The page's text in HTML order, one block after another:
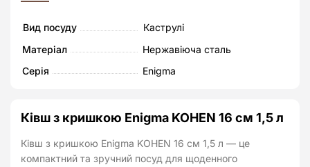
16см,
Kohen
кількість
Вид посуду
Каструлі
Матеріал
Нержавіюча сталь
Серія
Enigma
Ківш з кришкою Enigma KOHEN 16 см 1,5 л
Ківш з кришкою Enigma KOHEN 16 см 1,5 л — це
компактний та зручний посуд для щоденного